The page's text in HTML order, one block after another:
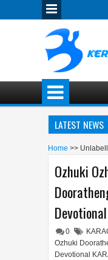
LATEST NEWS
അഭിഷേകാഗ്നി
Home >>
Ozhuki
0
Ozhuki
Devotional